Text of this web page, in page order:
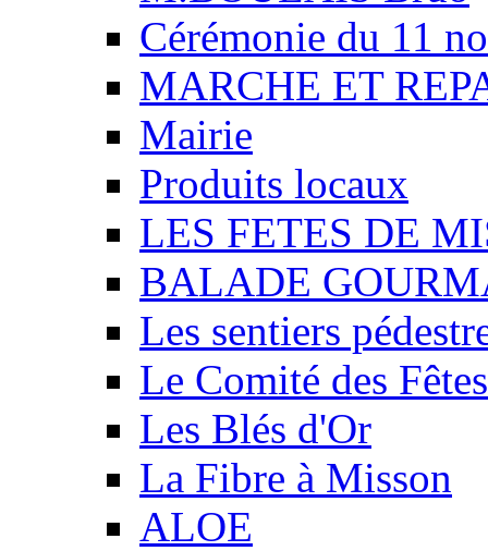
Cérémonie du 11
MARCHE ET
Mairie
Produits locaux
LES FETES DE
BALADE
Les sentiers
Le Comité des Fêtes
Les Blés d'Or
La Fibre à Misson
ALOE